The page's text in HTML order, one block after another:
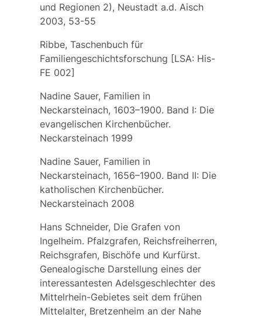
und Regionen 2), Neustadt a.d. Aisch
2003, 53-55
Ribbe, Taschenbuch für
Familiengeschichtsforschung [LSA: His-
FE 002]
Nadine Sauer, Familien in
Neckarsteinach, 1603–1900. Band I: Die
evangelischen Kirchenbücher.
Neckarsteinach 1999
Nadine Sauer, Familien in
Neckarsteinach, 1656–1900. Band II: Die
katholischen Kirchenbücher.
Neckarsteinach 2008
Hans Schneider, Die Grafen von
Ingelheim. Pfalzgrafen, Reichsfreiherren,
Reichsgrafen, Bischöfe und Kurfürst.
Genealogische Darstellung eines der
interessantesten Adelsgeschlechter des
Mittelrhein-Gebietes seit dem frühen
Mittelalter, Bretzenheim an der Nahe